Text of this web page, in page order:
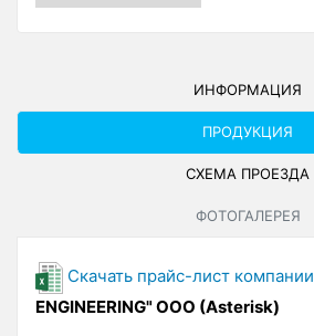
ИНФОРМАЦИЯ
ПРОДУКЦИЯ
СХЕМА ПРОЕЗДА
ФОТОГАЛЕРЕЯ
Скачать прайс-лист компании
ENGINEERING" OOO (Asterisk)